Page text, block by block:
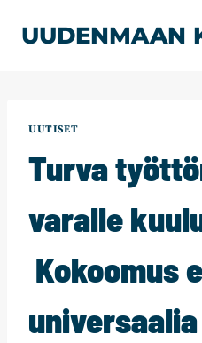
sisältöön
UUDENMAAN
UUTISET
Turva
varalle
Kokoomus
universaalia